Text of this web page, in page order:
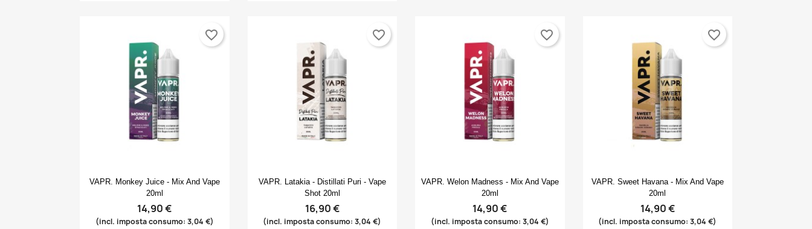
Anteprima
VAPR. Monkey Juice - Mix And Vape
20ml
14,90 €
(incl. imposta consumo: 3,04 €)
favorite_border
Anteprima
VAPR. Latakia - Distillati Puri - Vape
Shot 20ml
16,90 €
(incl. imposta consumo: 3,04 €)
favorite_border
 Anteprima
VAPR. Welon Madness - Mix And Vape
20ml
14,90 €
(incl. imposta consumo: 3,04 €)
favorite_border
Anteprima
VAPR. Sweet Havana - Mix And Vape
20ml
14,90 €
(incl. imposta consumo: 3,04 €)
favorite_border